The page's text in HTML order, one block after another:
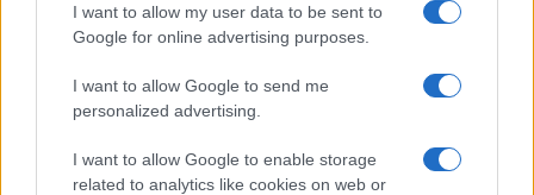
I want to allow my user data to be sent to
Google for online advertising purposes.
I want to allow Google to send me
personalized advertising.
I want to allow Google to enable storage
related to analytics like cookies on web or